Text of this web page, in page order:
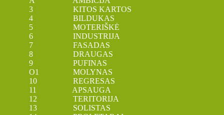
3 KITOS KARTOS
4 BILDUKAS
5 MOTERIŠKĖ
6 INDUSTRIJA
7 FASADAS
8 DRAUGAS
9 PUFINAS
O1 MOLYNAS
10 REGRESAS
11 APSAUGA
12 TERITORIJA
13 SOLISTAS